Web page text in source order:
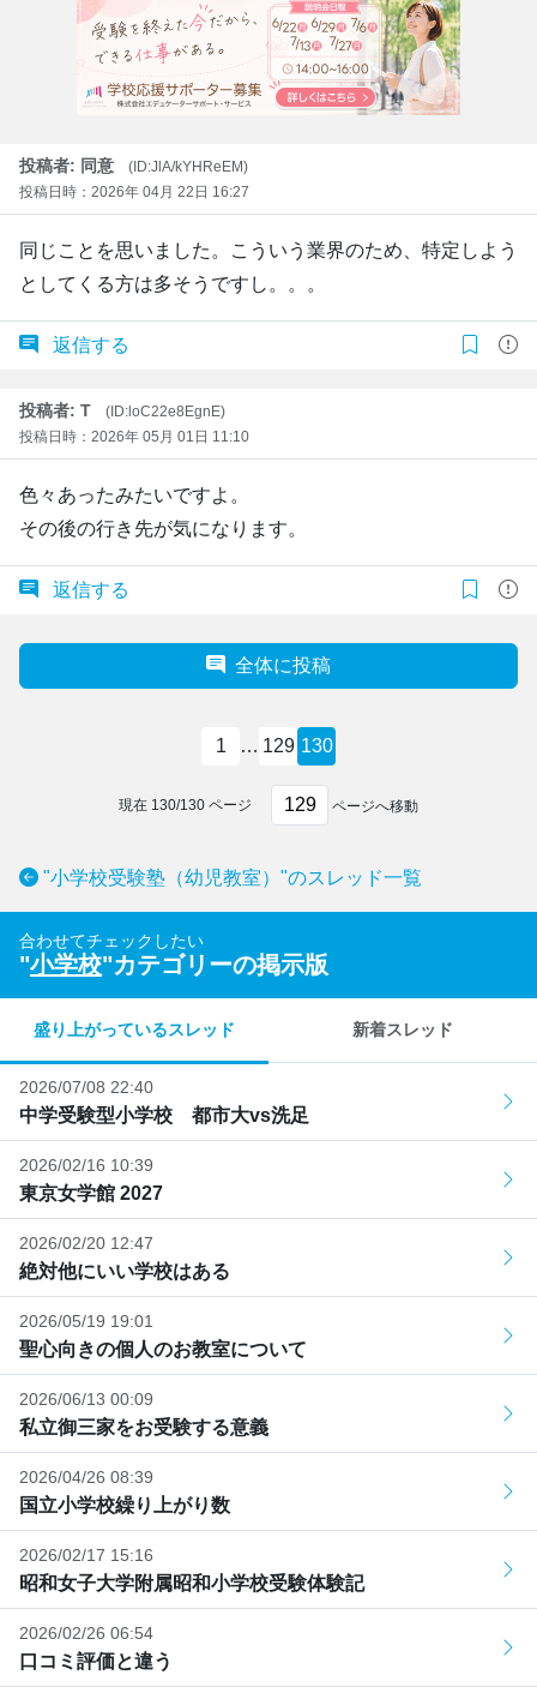
投稿者: 同意
(ID:JlA/kYHReEM)
投稿日時：2026年 04月 22日 16:27
同じことを思いました。こういう業界のため、特定しよう
としてくる方は多そうですし。。。
返信する
投稿者: T
(ID:loC22e8EgnE)
投稿日時：2026年 05月 01日 11:10
色々あったみたいですよ。
その後の行き先が気になります。
返信する
全体に投稿
1 … 129 130
現在 130/130 ページ ページへ移動
"小学校受験塾（幼児教室）"のスレッド一覧
合わせてチェックしたい
"小学校"カテゴリーの掲示版
盛り上がっているスレッド 新着スレッド
2026/07/08 22:40
中学受験型小学校 都市大vs洗足
2026/02/16 10:39
東京女学館 2027
2026/02/20 12:47
絶対他にいい学校はある
2026/05/19 19:01
聖心向きの個人のお教室について
2026/06/13 00:09
私立御三家をお受験する意義
2026/04/26 08:39
国立小学校繰り上がり数
2026/02/17 15:16
昭和女子大学附属昭和小学校受験体験記
2026/02/26 06:54
口コミ評価と違う